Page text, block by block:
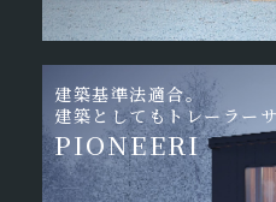
建築基準法適合。
建築としてもトレーラー
PIONEERI